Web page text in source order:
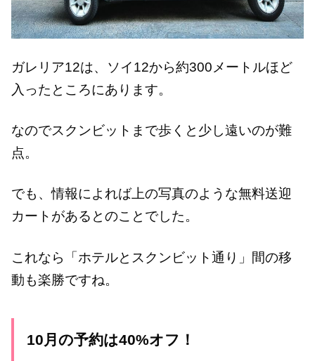
ガレリア12は、ソイ12から約300メートルほど
入ったところにあります。
なのでスクンビットまで歩くと少し遠いのが難
点。
でも、情報によれば上の写真のような無料送迎
カートがあるとのことでした。
これなら「ホテルとスクンビット通り」間の移
動も楽勝ですね。
10月の予約は40%オフ！